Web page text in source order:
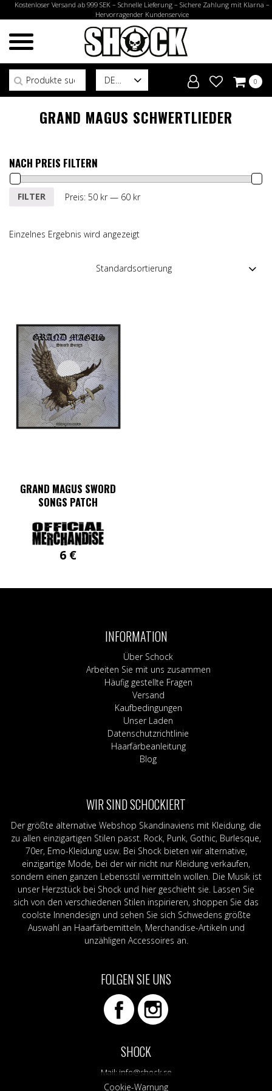
Kostenloser Versand ab 999 SEK – Schnelle Lieferung – Sichere Zahlung mit Klarna –
Hervorragender Kundenservice
DE
Suchen nach:
0
GRAND MAGUS SCHWERTLIEDER
NACH PREIS FILTERN
Min.
Max.
FILTER Preis: 50 kr— 60 kr
Einzelnes Ergebnis wird angezeigt
GRAND MAGUS SWORD
SONGS PATCH
6 €
INFORMATION
Über Schock
Arbeiten Sie mit uns zusammen
Häufig gestellte Fragen
Versand
Kaufbedingungen
Unser Laden
Datenschutzrichtlinie
Haarfärbeanleitung
Blog
WIR SIND SCHOCKIERT
Der größte alternative Webshop Skandinaviens mit Kleidung, die
zu allen einzigartigen Stilen passt. Rock, Punk, Gothic, Burlesque,
70er, Emo-Kleidung usw. Bei Shock bieten wir alternative,
einzigartige Mode, bei der wir nicht nur Kleidung verkaufen,
sondern einen ganzen Lebensstil vermitteln wollen. Die Musik ist
unser Herzstück bei Shock und hier geschieht sie. Lassen Sie
sich von den verschiedenen Stilen inspirieren, shoppen Sie das
coolste Innendesign und sehen Sie sich Schwedens größte
Auswahl an Haarfärbemitteln, Merchandise-Artikeln und
unzähligen Accessoires an.
FOLGEN SIE UNS
SHOCK
Mail: info@shock.se
Cookie-Warnung